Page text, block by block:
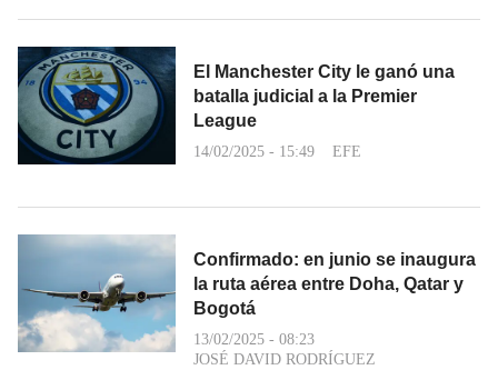
El Manchester City le ganó una
batalla judicial a la Premier
League
14/02/2025 - 15:49 EFE
Confirmado: en junio se inaugura
la ruta aérea entre Doha, Qatar y
Bogotá
13/02/2025 - 08:23
JOSÉ DAVID RODRÍGUEZ